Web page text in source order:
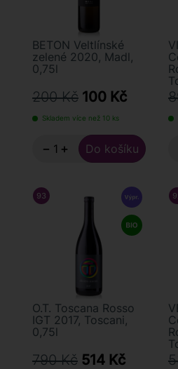
BETON Veltlínské
zelené 2020, Madl,
0,75l
200 Kč 100 Kč
Skladem více než 10 ks
− +
93 FALSTAFF
O.T. Toscana Rosso
IGT 2017, Toscani,
0,75l
790 Kč 514 Kč